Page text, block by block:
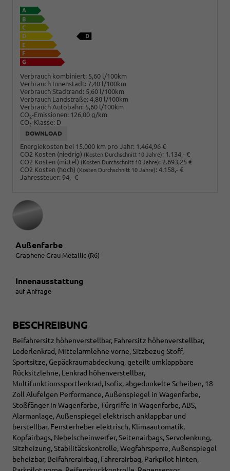
Verbrauch kombiniert: 5,60 l/100km
Verbrauch Innenstadt: 7,40 l/100km
Verbrauch Stadtrand: 5,60 l/100km
Verbrauch Landstraße: 4,80 l/100km
Verbrauch Autobahn: 5,60 l/100km
CO2-Emissionen: 126,00 g/km
CO2-Klasse: D
DOWNLOAD
Energiekosten bei 15.000 km pro Jahr: 1.464,96 €
CO2 Kosten (niedrig) (Kosten Durchschnitt 10 Jahre): 1.134,- €
CO2 Kosten (mittel) (Kosten Durchschnitt 10 Jahre): 2.693,25 €
CO2 Kosten (hoch) (Kosten Durchschnitt 10 Jahre): 4.158,- €
Jahressteuer: 94,- €
Außenfarbe
Graphene Grau Metallic (R6)
Innenausstattung
auf Anfrage
BESCHREIBUNG
Beifahrersitz höhenverstellbar, Fahrersitz höhenverstellbar,
Lederlenkrad, Mittelarmlehne vorne, Sitzbezug Stoff,
Sportsitze, Gepäckraumabdeckung, geteilt umklappbare
Rücksitzlehne, Lenkrad höhenverstellbar,
Multifunktionssportlenkrad, Isofix, abgedunkelte Scheiben, 18
Zoll Alufelgen Performance, Außenspiegel in Wagenfarbe,
Stoßfänger in Wagenfarbe, Türgriffe in Wagenfarbe, ABS,
Alarmanlage, Außenspiegel elektrisch anklappbar und
berstellbar, Fensterheber elektrisch, Klimaautomatik,
Kopfairbags, Nebelscheinwerfer, Seitenairbags, Servolenkung,
Sitzheizung, Stabilitätskontrolle, Wegfahrsperre, Außenspiegel
beheizbar, Beifahrerairbag, Fahrerairbag, Parkpilot hinten,